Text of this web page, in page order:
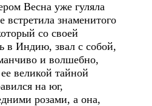
Весна уже гуляла
встретила знаменитого
со своей
в Индию, звал с собой,
и волшебно,
великой тайной
на юг,
розами, а она,